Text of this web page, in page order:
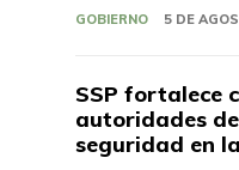
GOBIERNO 5 DE
SSP fortalece
autoridades
seguridad en